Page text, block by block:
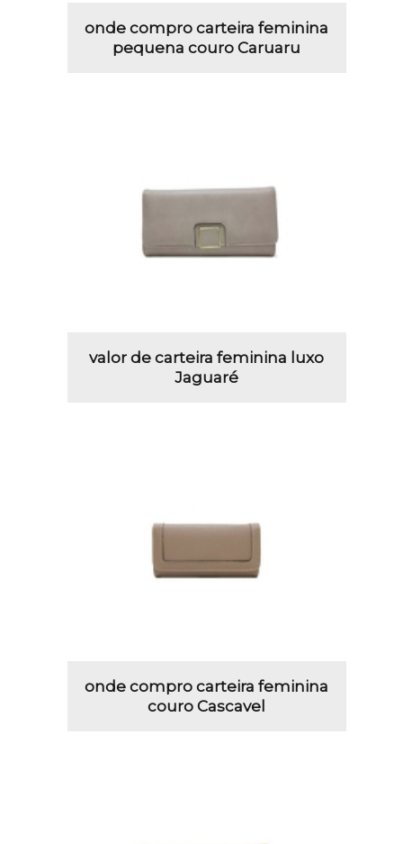
onde compro carteira feminina
pequena couro Caruaru
valor de carteira feminina luxo
Jaguaré
onde compro carteira feminina
couro Cascavel